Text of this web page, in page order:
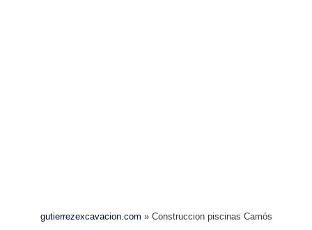
gutierrezexcavacion.com » Construccion piscinas Camós